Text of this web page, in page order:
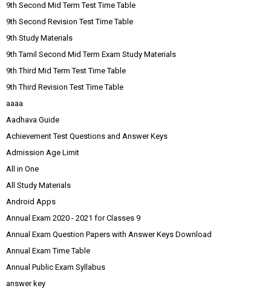
9th Second Mid Term Test Time Table
9th Second Revision Test Time Table
9th Study Materials
9th Tamil Second Mid Term Exam Study Materials
9th Third Mid Term Test Time Table
9th Third Revision Test Time Table
aaaa
Aadhava Guide
Achievement Test Questions and Answer Keys
Admission Age Limit
All in One
All Study Materials
Android Apps
Annual Exam 2020 - 2021 for Classes 9
Annual Exam Question Papers with Answer Keys Download
Annual Exam Time Table
Annual Public Exam Syllabus
answer key